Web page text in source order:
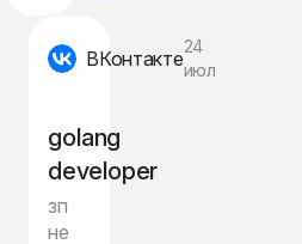
ВКонтакте
24
июл
golang
developer
зп
не